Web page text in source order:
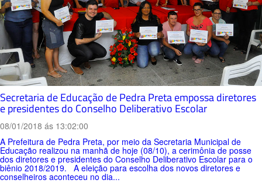
Secretaria de Educação de Pedra Preta empossa diretores
e presidentes do Conselho Deliberativo Escolar
08/01/2018 ás 13:02:00
A Prefeitura de Pedra Preta, por meio da Secretaria Municipal de
Educação realizou na manhã de hoje (08/10), a cerimônia de posse
dos diretores e presidentes do Conselho Deliberativo Escolar para o
biênio 2018/2019. A eleição para escolha dos novos diretores e
conselheiros aconteceu no dia...